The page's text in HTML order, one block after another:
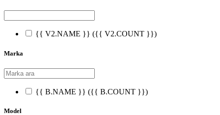
{{ V2.NAME }} ({{ V2.COUNT }})
Marka
{{ B.NAME }} ({{ B.COUNT }})
Model